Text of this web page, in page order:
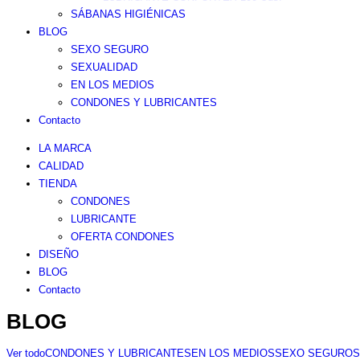
SÁBANAS HIGIÉNICAS
BLOG
SEXO SEGURO
SEXUALIDAD
EN LOS MEDIOS
CONDONES Y LUBRICANTES
Contacto
LA MARCA
CALIDAD
TIENDA
CONDONES
LUBRICANTE
OFERTA CONDONES
DISEÑO
BLOG
Contacto
BLOG
Ver todoCONDONES Y LUBRICANTES EN LOS MEDIOSSEXO SEGURO